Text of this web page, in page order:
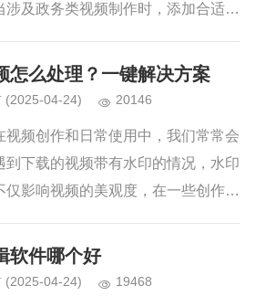
涉及政务类视频制作时，添加合适的
重与规范的有效手段。爱剪辑这款功
强大且操作简便的剪辑软件，为...
怎么处理？一键解决方案
(2025-04-24) 20146
视频创作和日常使用中，我们常常会
到下载的视频带有水印的情况，水印
仅影响视频的美观度，在一些创作场
大家介绍几款软件去除水印的方法，
你轻松解决水印烦恼。1.爱剪...
软件哪个好
(2025-04-24) 19468